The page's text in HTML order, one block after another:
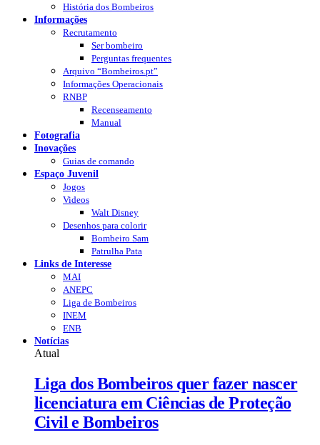
História dos Bombeiros
Informações
Recrutamento
Ser bombeiro
Perguntas frequentes
Arquivo “Bombeiros.pt”
Informações Operacionais
RNBP
Recenseamento
Manual
Fotografia
Inovações
Guias de comando
Espaço Juvenil
Jogos
Videos
Walt Disney
Desenhos para colorir
Bombeiro Sam
Patrulha Pata
Links de Interesse
MAI
ANEPC
Liga de Bombeiros
INEM
ENB
Notícias
Atual
Liga dos Bombeiros quer fazer nascer
licenciatura em Ciências de Proteção
Civil e Bombeiros